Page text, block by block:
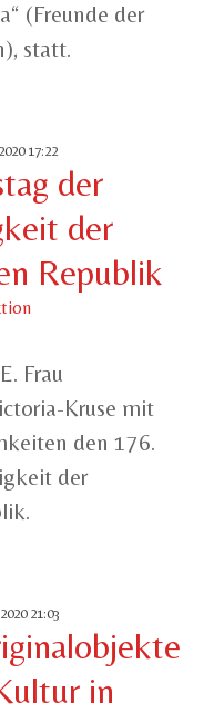
(Freunde der
statt.
17:22
der
der
Republik
Frau
Kruse mit
den 176.
der
21:03
in